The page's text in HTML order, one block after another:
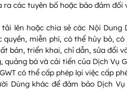
ra các tuyên bố hoặc bảo đảm
tải lên hoặc chia sẻ các Nội Dung
quyền, miễn phí, có thể hủy bỏ,
bản, triển khai, chỉ dẫn, sửa đổi
quảng bá và cải tiến của Dịch Vụ
có thể cấp phép lại việc cấp
Dùng khác để đảm bảo Dịch